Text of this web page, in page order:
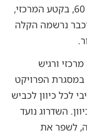
החלק הראשון והמרכזי של כביש 60, בקטע המרכזי,
וכבר נרשמה הקלה
מרכזי ורגיש
במסגרת הפרויקט
לכל כיוון לכביש
השדרוג נועד
לשפר את